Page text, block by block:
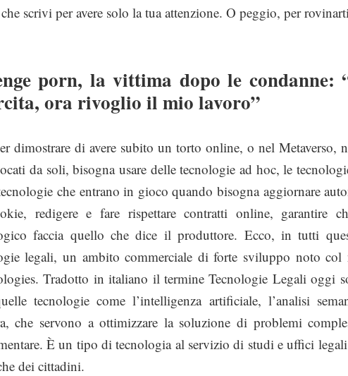
scrivi per avere solo la tua attenzione. O peggio, per
porn, la vittima dopo le condanne:
ora rivoglio il mio lavoro”
dimostrare di avere subito un torto online, o nel Metaverso,
da soli, bisogna usare delle tecnologie ad hoc, le
che entrano in gioco quando bisogna aggiornare
redigere e fare rispettare contratti online, garantire
faccia quello che dice il produttore. Ecco, in tutti
legali, un ambito commerciale di forte sviluppo noto
Tradotto in italiano il termine Tecnologie Legali oggi
tecnologie come l’intelligenza artificiale, l’analisi
che servono a ottimizzare la soluzione di problemi
È un tipo di tecnologia al servizio di studi e uffici
dei cittadini.